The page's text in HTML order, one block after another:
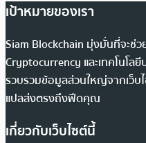
เป้าหมายของเรา
Siam Blockchain มุ่งมั่นที่จะช่ว
Cryptocurrency และเทคโนโล
รวบรวมข้อมูลส่วนใหญ่จากเว็บ
แปลส่งตรงถึงฟีดคุณ
เกี่ยวกับเว็บไซต์นี้